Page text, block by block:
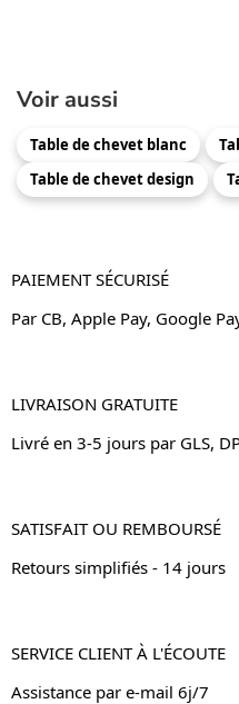
Voir aussi
Table de chevet blanc
Table de chevet design
PAIEMENT SÉCURISÉ
Par CB, Apple Pay, Google
LIVRAISON GRATUITE
Livré en 3-5 jours par GLS,
SATISFAIT OU REMBOURSÉ
Retours simplifiés - 14 jours
SERVICE CLIENT À L'ÉCOUTE
Assistance par e-mail 6j/7